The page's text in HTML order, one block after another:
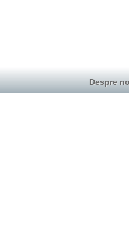
Despre